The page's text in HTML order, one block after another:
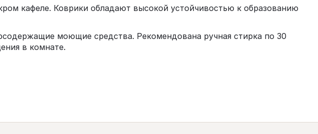
кафеле. Коврики обладают высокой устойчивостью к образованию
моющие средства. Рекомендована ручная стирка по 30
в комнате.